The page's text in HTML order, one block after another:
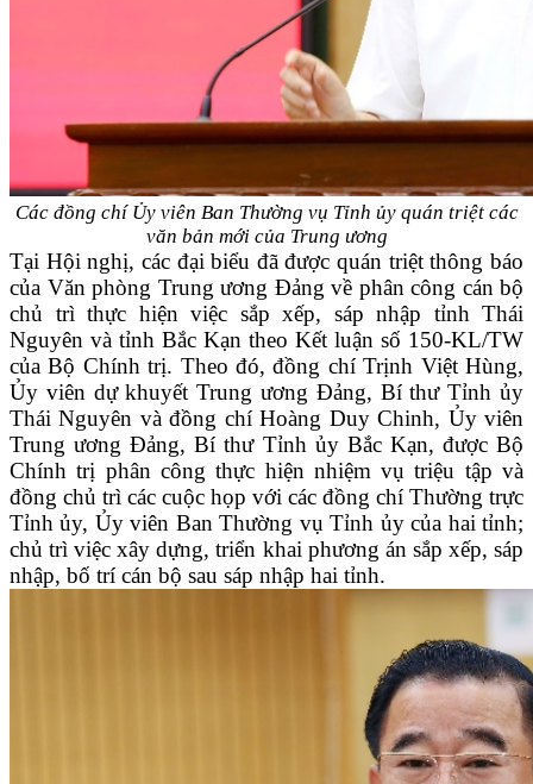
Các đồng chí Ủy viên Ban Thường vụ Tỉnh ủy quán triệt các
văn bản mới của Trung ương
Tại Hội nghị, các đại biểu đã được quán triệt thông báo
của Văn phòng Trung ương Đảng về phân công cán bộ
chủ trì thực hiện việc sắp xếp, sáp nhập tỉnh Thái
Nguyên và tỉnh Bắc Kạn theo Kết luận số 150-KL/TW
của Bộ Chính trị. Theo đó, đồng chí Trịnh Việt Hùng,
Ủy viên dự khuyết Trung ương Đảng, Bí thư Tỉnh ủy
Thái Nguyên và đồng chí Hoàng Duy Chinh, Ủy viên
Trung ương Đảng, Bí thư Tỉnh ủy Bắc Kạn, được Bộ
Chính trị phân công thực hiện nhiệm vụ triệu tập và
đồng chủ trì các cuộc họp với các đồng chí Thường trực
Tỉnh ủy, Ủy viên Ban Thường vụ Tỉnh ủy của hai tỉnh;
chủ trì việc xây dựng, triển khai phương án sắp xếp, sáp
nhập, bố trí cán bộ sau sáp nhập hai tỉnh.